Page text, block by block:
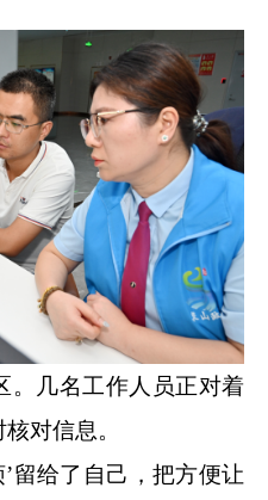
几名工作人员正对着
对信息。
给了自己，把方便让